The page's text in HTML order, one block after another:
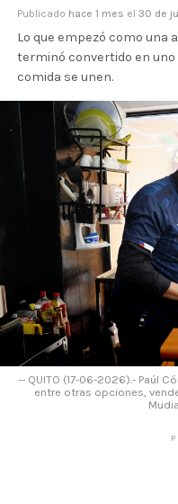
Publicado hace 1 mes el 30 de
Lo que empezó como una
terminó convertido en uno
comida se unen.
-- QUITO (17-06-2026).- Paúl
entre otras opciones,